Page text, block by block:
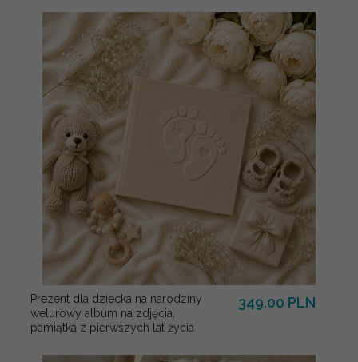
Prezent dla dziecka na narodziny
welurowy album na zdjęcia,
pamiątka z pierwszych lat życia
349.00 PLN